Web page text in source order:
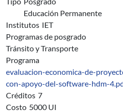
Educación Permanente
Institutos IET
Programas de posgrado
Tránsito y Transporte
Programa
evaluacion-economica-de-
con-apoyo-del-software-hdm-
Créditos 7
Costo 5000 UI